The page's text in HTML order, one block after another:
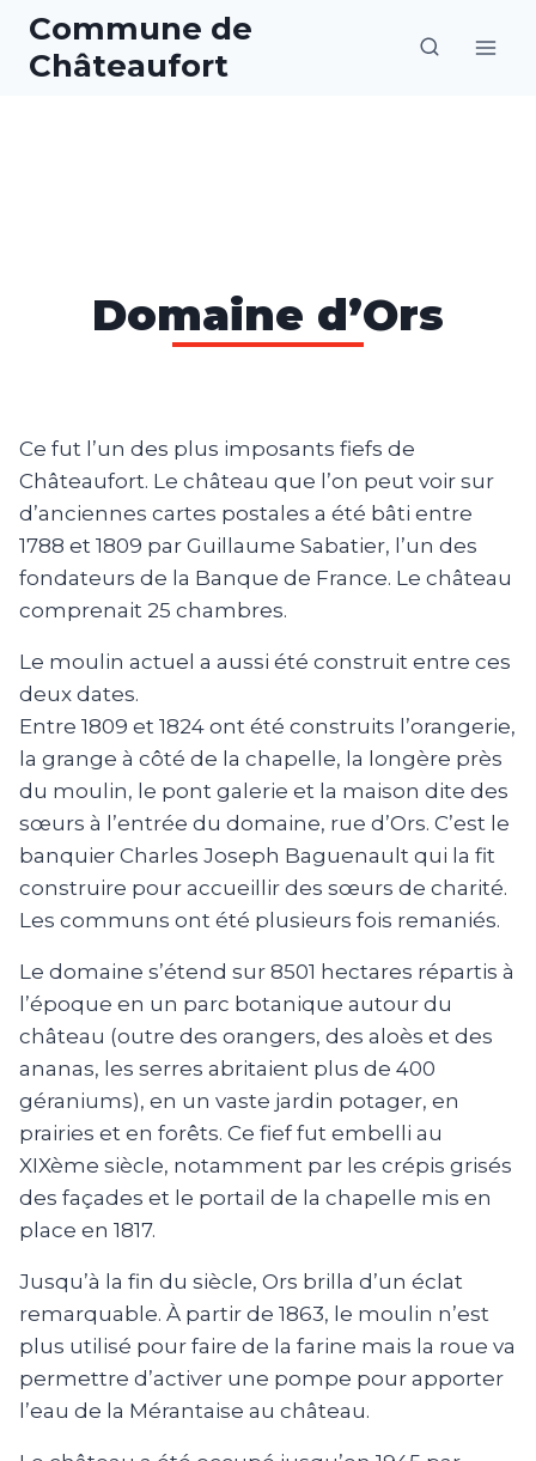
Aller
contenu
Commune de
Châteaufort
Domaine d’Ors
Ce fut l’un des plus imposants fiefs de
Châteaufort. Le château que l’on peut voir sur
d’anciennes cartes postales a été bâti entre
1788 et 1809 par Guillaume Sabatier, l’un des
fondateurs de la Banque de France. Le château
comprenait 25 chambres.
Le moulin actuel a aussi été construit entre ces
deux dates.
Entre 1809 et 1824 ont été construits l’orangerie,
la grange à côté de la chapelle, la longère près
du moulin, le pont galerie et la maison dite des
sœurs à l’entrée du domaine, rue d’Ors. C’est le
banquier Charles Joseph Baguenault qui la fit
construire pour accueillir des sœurs de charité.
Les communs ont été plusieurs fois remaniés.
Le domaine s’étend sur 8501 hectares répartis à
l’époque en un parc botanique autour du
château (outre des orangers, des aloès et des
ananas, les serres abritaient plus de 400
géraniums), en un vaste jardin potager, en
prairies et en forêts. Ce fief fut embelli au
XIXème siècle, notamment par les crépis grisés
des façades et le portail de la chapelle mis en
place en 1817.
Jusqu’à la fin du siècle, Ors brilla d’un éclat
remarquable. À partir de 1863, le moulin n’est
plus utilisé pour faire de la farine mais la roue va
permettre d’activer une pompe pour apporter
l’eau de la Mérantaise au château.